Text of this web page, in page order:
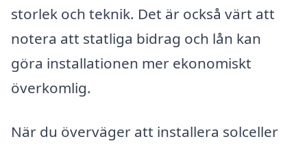
storlek och teknik. Det är också värt att
notera att statliga bidrag och lån kan
göra installationen mer ekonomiskt
överkomlig.
När du överväger att installera solceller